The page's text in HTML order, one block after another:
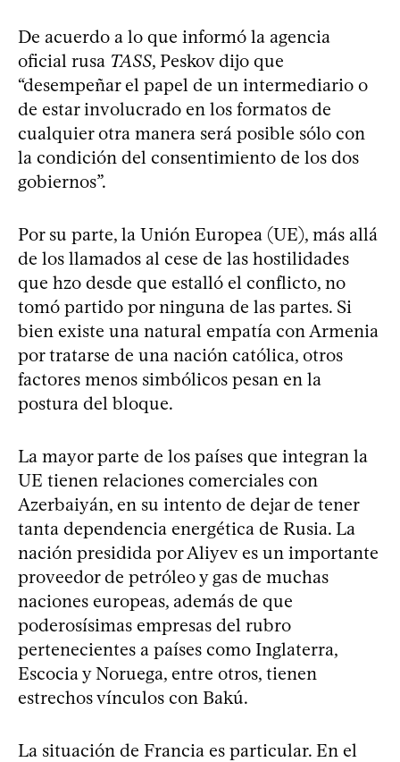
De acuerdo a lo que informó la agencia
oficial rusa TASS, Peskov dijo que
“desempeñar el papel de un intermediario o
de estar involucrado en los formatos de
cualquier otra manera será posible sólo con
la condición del consentimiento de los dos
gobiernos”.
Por su parte, la Unión Europea (UE), más allá
de los llamados al cese de las hostilidades
que hzo desde que estalló el conflicto, no
tomó partido por ninguna de las partes. Si
bien existe una natural empatía con Armenia
por tratarse de una nación católica, otros
factores menos simbólicos pesan en la
postura del bloque.
La mayor parte de los países que integran la
UE tienen relaciones comerciales con
Azerbaiyán, en su intento de dejar de tener
tanta dependencia energética de Rusia. La
nación presidida por Aliyev es un importante
proveedor de petróleo y gas de muchas
naciones europeas, además de que
poderosísimas empresas del rubro
pertenecientes a países como Inglaterra,
Escocia y Noruega, entre otros, tienen
estrechos vínculos con Bakú.
La situación de Francia es particular. En el